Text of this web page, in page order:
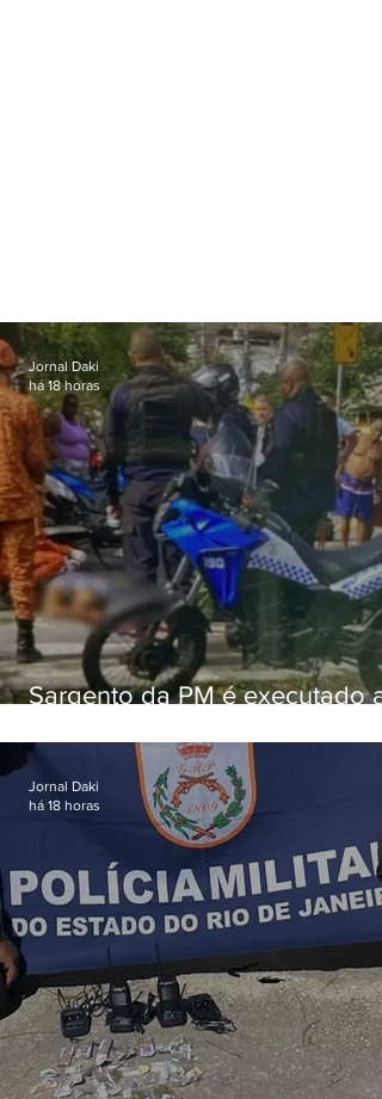
Sargento da PM é executado a
em Vaz Lobo
Jornal Daki
há 18 horas
Jornal Daki
há 18 horas